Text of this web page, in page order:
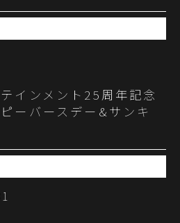
インメント25周年記念
ーバースデー&サンキ